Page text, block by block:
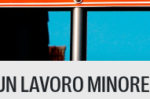
LAVORO MINORE